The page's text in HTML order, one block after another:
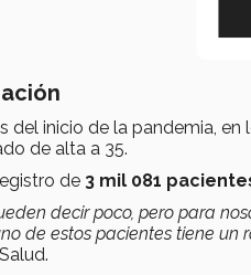
del inicio de la pandemia,
de alta a 35.
de 3 mil 081
decir poco, pero para
de estos pacientes tiene un